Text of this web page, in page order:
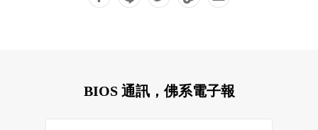
BIOS 通訊，佛系電子報